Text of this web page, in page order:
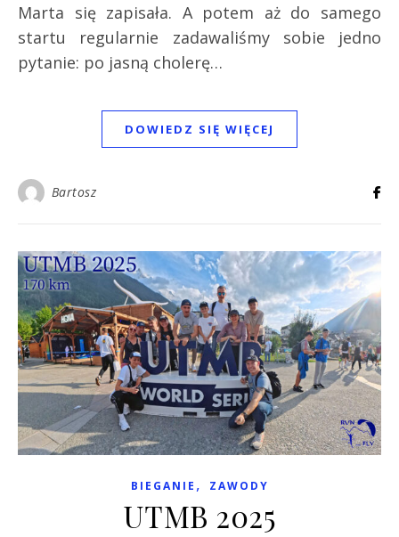
Marta się zapisała. A potem aż do samego
startu regularnie zadawaliśmy sobie jedno
pytanie: po jasną cholerę…
DOWIEDZ SIĘ WIĘCEJ
Bartosz
BIEGANIE , ZAWODY
UTMB 2025